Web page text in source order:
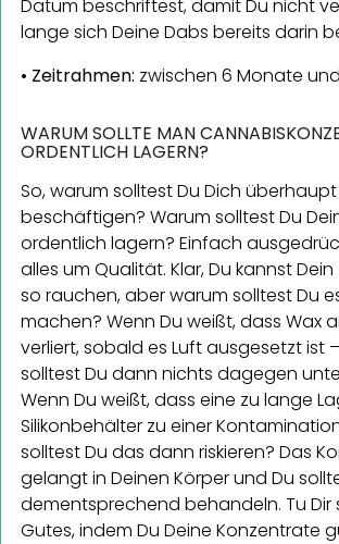
Datum beschriftest, damit Du nicht
lange sich Deine Dabs bereits darin
• Zeitrahmen: zwischen 6 Monate
WARUM SOLLTE MAN
ORDENTLICH LAGERN?
So, warum solltest Du Dich
beschäftigen? Warum solltest Du
ordentlich lagern? Einfach
alles um Qualität. Klar, Du kannst
so rauchen, aber warum solltest Du
machen? Wenn Du weißt, dass Wax
verliert, sobald es Luft ausgesetzt ist
solltest Du dann nichts dagegen
Wenn Du weißt, dass eine zu lange
Silikonbehälter zu einer
solltest Du das dann riskieren? Das
gelangt in Deinen Körper und Du
dementsprechend behandeln. Tu Dir
Gutes, indem Du Deine Konzentrate